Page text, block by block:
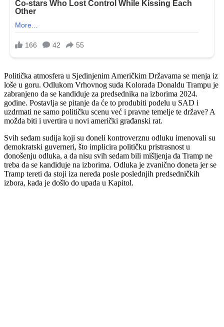
Politička atmosfera u Sjedinjenim Američkim Državama se menja iz
loše u goru. Odlukom Vrhovnog suda Kolorada Donaldu Trampu je
zabranjeno da se kandiduje za predsednika na izborima 2024.
godine. Postavlja se pitanje da će to produbiti podelu u SAD i
uzdrmati ne samo političku scenu već i pravne temelje te države? A
možda biti i uvertira u novi američki građanski rat.
Svih sedam sudija koji su doneli kontroverznu odluku imenovali su
demokratski guverneri, što implicira političku pristrasnost u
donošenju odluka, a da nisu svih sedam bili mišljenja da Tramp ne
treba da se kandiduje na izborima. Odluka je zvanično doneta jer se
Tramp tereti da stoji iza nereda posle poslednjih predsedničkih
izbora, kada je došlo do upada u Kapitol.